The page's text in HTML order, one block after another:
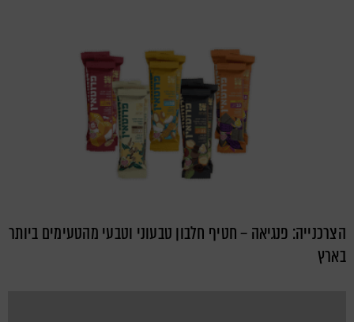
הצרכנייה: פנגיאה – חטיף חלבון טבעוני וטבעי מהטעימים ביותר
בארץ